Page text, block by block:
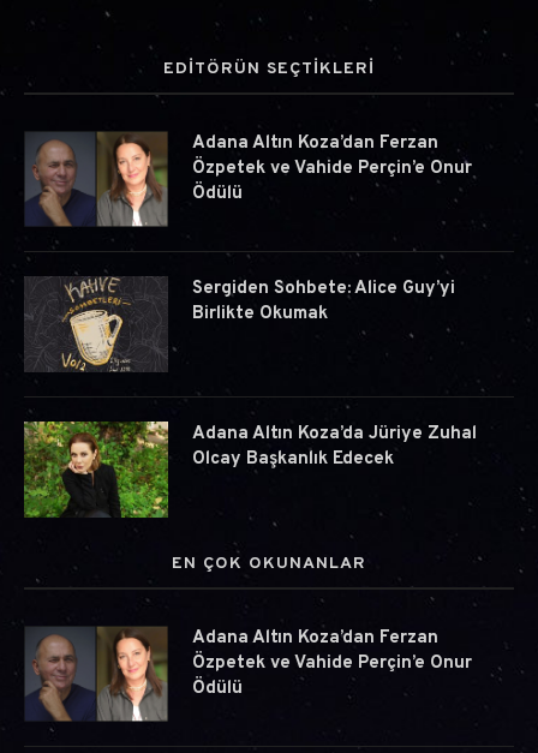
EDİTÖRÜN SEÇTİKLERİ
Adana Altın Koza’dan Ferzan
Özpetek ve Vahide Perçin’e Onur
Ödülü
Sergiden Sohbete: Alice Guy’yi
Birlikte Okumak
Adana Altın Koza’da Jüriye Zuhal
Olcay Başkanlık Edecek
EN ÇOK OKUNANLAR
Adana Altın Koza’dan Ferzan
Özpetek ve Vahide Perçin’e Onur
Ödülü